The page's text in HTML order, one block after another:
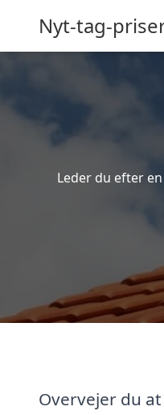
Nyt-tag-
Leder du efter
Overvejer du